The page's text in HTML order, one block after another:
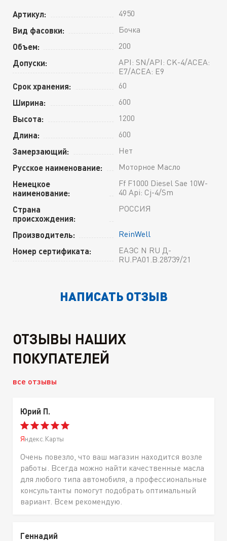
Артикул: 4950
Вид фасовки: Бочка
Объем: 200
Допуски:
API: SN/API: CK-4/ACEA:
E7/ACEA: E9
Срок хранения: 60
Ширина: 600
Высота: 1200
Длина: 600
Замерзающий: Нет
Русское наименование: Моторное Масло
Немецкое
наименование:
Ff F1000 Diesel Sae 10W-
40 Api: Cj-4/Sm
Страна
происхождения:
РОССИЯ
Производитель: ReinWell
Номер сертификата:
ЕАЭС N RU Д-
RU.РА01.В.28739/21
НАПИСАТЬ ОТЗЫВ
ОТЗЫВЫ НАШИХ
ПОКУПАТЕЛЕЙ
все отзывы
Юрий П.
Яндекс.Карты
Очень повезло, что ваш магазин находится возле
работы. Всегда можно найти качественные масла
для любого типа автомобиля, а профессиональные
консультанты помогут подобрать оптимальный
вариант. Всем рекомендую.
Геннадий